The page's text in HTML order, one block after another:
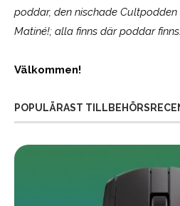
poddar, den nischade
Matiné!; alla finns där poddar
Välkommen!
POPULÄRAST